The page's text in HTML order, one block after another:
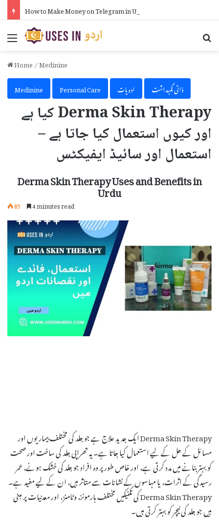
How to Make Money on Telegram in Urdu
Menu
Home/Medinine
Medinine
Personal Care ادویات ذاتی نگہداشت
Derma Skin Therapy کیا ہے
اور کیوں استعمال کیا جاتا ہے –
استعمال اور سائیڈ ایفیکٹس
Derma Skin Therapy Uses and Benefits in
Urdu
85 4 minutes read
Derma Skin Therapy ایک جدید علاج ہے جو جلد کی مختلف بیماریوں اور
مسائل کے حل کے لیے استعمال کیا جاتا ہے۔ یہ تھراپی جلد کی ساخت اور صحت
کو بہتر بنانے میں مدد کرتی ہے، اور خاص طور پر وہ افراد جو جلد کی خشک ہونے، عمر
رسیدگی کے اثرات، یا مہاسوں کے نشانات سے متاثر ہیں، ان کے لیے مفید ہے۔
Derma Skin Therapy کی تکنیکیں مختلف ہارمونز، وٹامنز، اور معدنیات پر مبنی
ہیں جو جلد کی نیچر کو بہتر کرتی ہیں۔